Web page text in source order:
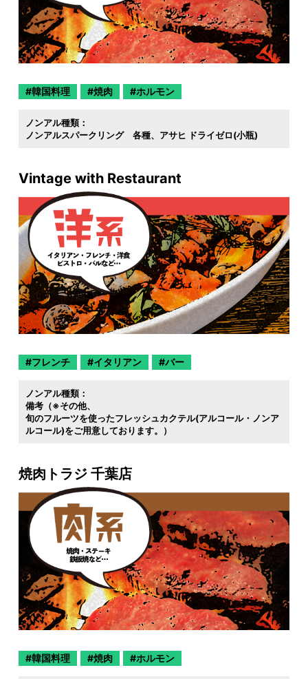
韓国料理 焼肉 ホルモン
ノンアル種類：
ノンアルスパークリング 各種
アサヒ ドライゼロ(小瓶)
Vintage with Restaurant
フレンチ イタリアン バー
ノンアル種類：
備考（※その他
旬のフルーツを使ったフレッシュカクテル(アルコール・ノンア
ルコール)をご用意しております。）
焼肉トラジ 千葉店
韓国料理 焼肉 ホルモン